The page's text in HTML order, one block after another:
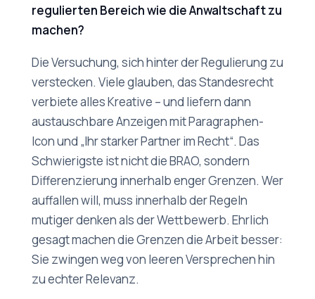
regulierten Bereich wie die Anwaltschaft zu
machen?
Die Versuchung, sich hinter der Regulierung zu
verstecken. Viele glauben, das Standesrecht
verbiete alles Kreative – und liefern dann
austauschbare Anzeigen mit Paragraphen-
Icon und „Ihr starker Partner im Recht“. Das
Schwierigste ist nicht die BRAO, sondern
Differenzierung innerhalb enger Grenzen. Wer
auffallen will, muss innerhalb der Regeln
mutiger denken als der Wettbewerb. Ehrlich
gesagt machen die Grenzen die Arbeit besser:
Sie zwingen weg von leeren Versprechen hin
zu echter Relevanz.